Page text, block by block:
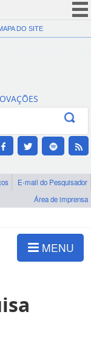
(COVID-19)
Canais
DO SITE
E-mail do Pesquisador
Área de imprensa
MENU